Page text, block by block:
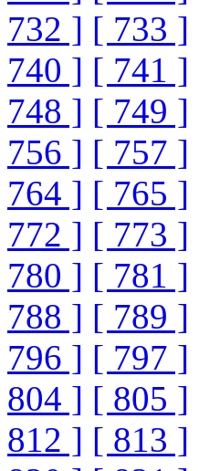
732 ] [ 733 ]
740 ] [ 741 ]
748 ] [ 749 ]
756 ] [ 757 ]
764 ] [ 765 ]
772 ] [ 773 ]
780 ] [ 781 ]
788 ] [ 789 ]
796 ] [ 797 ]
804 ] [ 805 ]
812 ] [ 813 ]